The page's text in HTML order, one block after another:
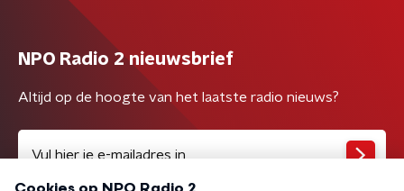
NPO Radio 2 nieuwsbrief
Altijd op de hoogte van het laatste radio nieuws?